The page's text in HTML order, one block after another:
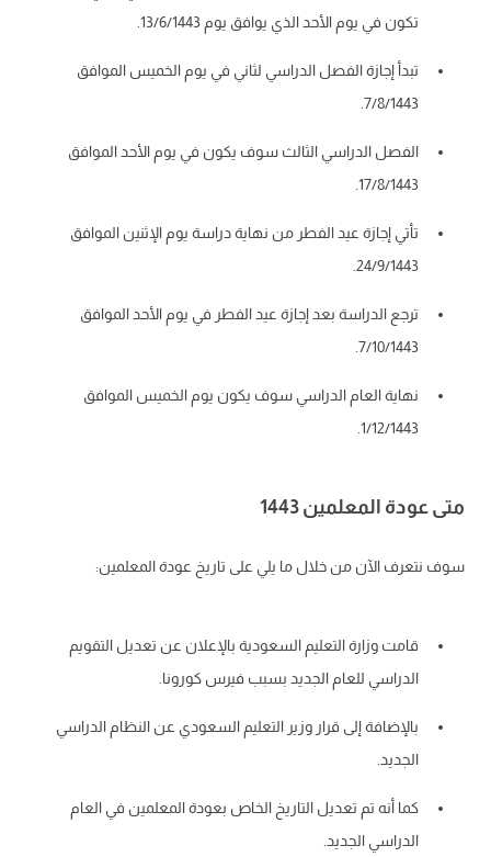
تكون في يوم الأحد الذي يوافق يوم 13/6/1443.
تبدأ إجازة الفصل الدراسي لثاني في يوم الخميس الموافق
7/8/1443.
الفصل الدراسي الثالث سوف يكون في يوم الأحد الموافق
17/8/1443.
تأتي إجازة عيد الفطر من نهاية دراسة يوم الإثنين الموافق
24/9/1443.
ترجع الدراسة بعد إجازة عيد الفطر في يوم الأحد الموافق
7/10/1443.
نهاية العام الدراسي سوف يكون يوم الخميس الموافق
1/12/1443.
المعلمين 1443
الآن من خلال ما يلي على تاريخ عودة المعلمين:
قامت وزارة التعليم السعودية بالإعلان عن تعديل التقويم
الدراسي للعام الجديد بسبب فيرس كورونا.
بالإضافة إلى قرار وزير التعليم السعودي عن النظام الدراسي
كما أنه تم تعديل التاريخ الخاص بعودة المعلمين في العام
الدراسي الجديد.